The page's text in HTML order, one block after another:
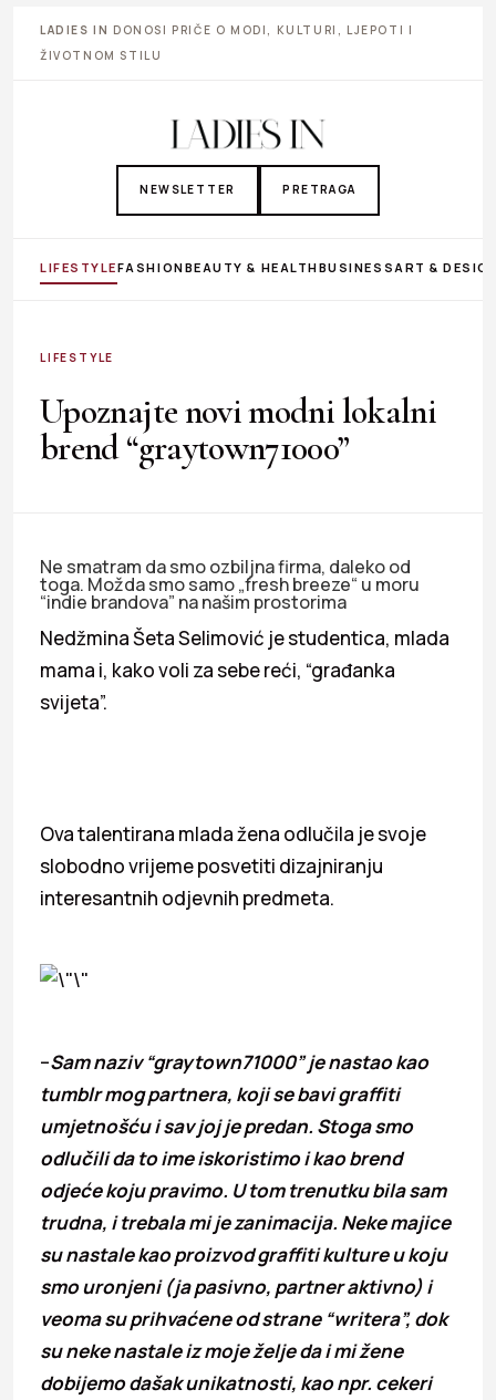
LADIES IN DONOSI PRIČE O MODI, KULTURI, LJEPOTI I
ŽIVOTNOM STILU
NEWSLETTER PRETRAGA
LIFESTYLEFASHIONBEAUTY & HEALTHBUSINESS ART &
LIFESTYLE
Upoznajte novi modni lokalni
brend “graytown71000”
Ne smatram da smo ozbiljna firma, daleko od
toga. Možda smo samo „fresh breeze“ u moru
“indie brandova” na našim prostorima
Nedžmina Šeta Selimović je studentica, mlada
mama i, kako voli za sebe reći, “građanka
svijeta”.
Ova talentirana mlada žena odlučila je svoje
slobodno vrijeme posvetiti dizajniranju
interesantnih odjevnih predmeta.
–Sam naziv “graytown71000” je nastao kao
tumblr mog partnera, koji se bavi graffiti
umjetnošću i sav joj je predan. Stoga smo
odlučili da to ime iskoristimo i kao brend
odjeće koju pravimo. U tom trenutku bila sam
trudna, i trebala mi je zanimacija. Neke majice
su nastale kao proizvod graffiti kulture u koju
smo uronjeni (ja pasivno, partner aktivno) i
veoma su prihvaćene od strane “writera”, dok
su neke nastale iz moje želje da i mi žene
dobijemo dašak unikatnosti, kao npr. cekeri